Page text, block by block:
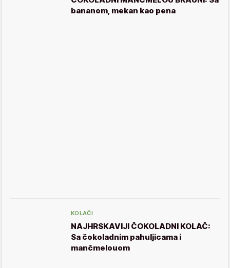
bananom, mekan kao pena
KOLAČI
NAJHRSKAVIJI ČOKOLADNI KOLAČ:
Sa čokoladnim pahuljicama i
mančmelouom